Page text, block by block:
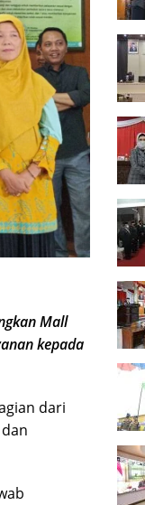
Mall
kepada
dari